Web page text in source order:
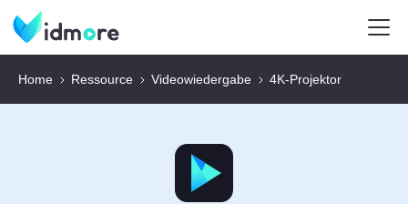
Home Ressource Videowiedergabe 4K-Projektor